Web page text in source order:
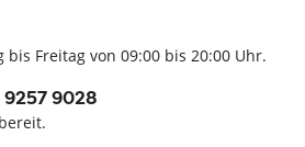
Freitag von 09:00 bis 20:00 Uhr.
9028